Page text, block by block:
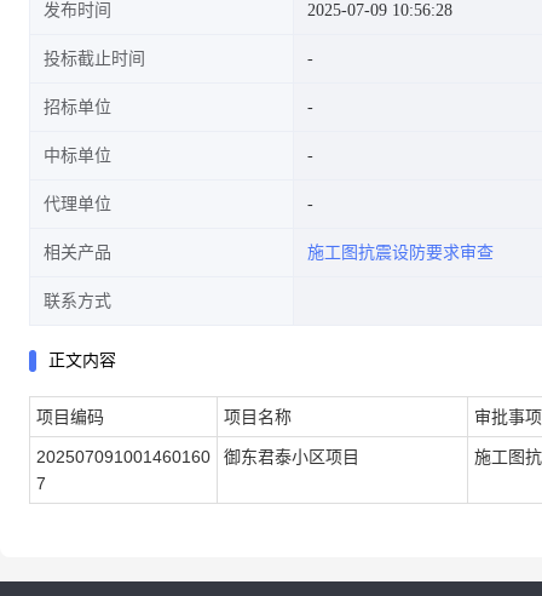
发布时间 2025-07-09 10:56:28
投标截止时间
招标单位
中标单位
代理单位
相关产品 施工图抗震设防要求审查
联系方式
正文内容
项目编码 项目名称 审批事项
202507091001460160
7
御东君泰小区项目 施工图